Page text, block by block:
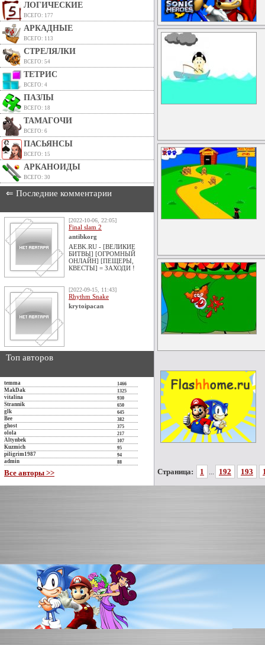
ЛОГИЧЕСКИЕ
ВСЕГО: 177
АРКАДНЫЕ
ВСЕГО: 113
СТРЕЛЯЛКИ
ВСЕГО: 54
ТЕТРИС
ВСЕГО: 4
ПАЗЛЫ
ВСЕГО: 18
ТАМАГОЧИ
ВСЕГО: 6
ПАСЬЯНСЫ
ВСЕГО: 15
АРКАНОИДЫ
ВСЕГО: 30
⇐ Последние комментарии
[2022-10-06, 22:05]
Final slam 2
antibkorg
AEBK.RU - [ВЕЛИКИЕ
БИТВЫ] [ОГРОМНЫЙ
ОНЛАЙН] [ПЕЩЕРЫ,
КВЕСТЫ] = ЗАХОДИ !
[2022-09-15, 11:43]
Rhythm Snake
krytoipacan
Топ авторов
temma 1466
MakDak 1325
vitalina 930
Strannik 650
glk 645
Bee 382
ghost 375
olola 217
Altynbek 107
Kuzmich 95
piligrim1987 94
admin 88
Все авторы >> Страница: 1 ... 192 193